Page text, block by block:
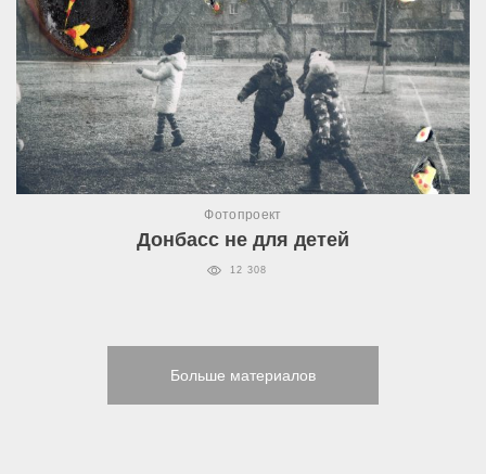
Фотопроект
Донбасс не для детей
12 308
Больше материалов